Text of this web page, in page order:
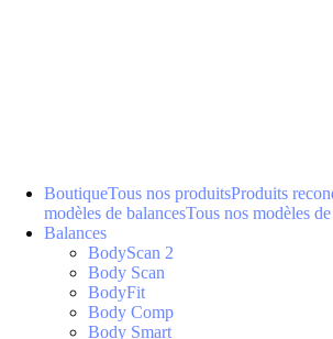
BoutiqueTous nos produitsProduits
modèles de balancesTous nos modèles
Balances
BodyScan 2
Body Scan
BodyFit
Body Comp
Body Smart